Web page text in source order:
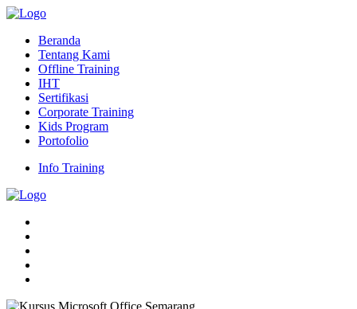
Beranda
Tentang Kami
Offline Training
IHT
Sertifikasi
Corporate Training
Kids Program
Portofolio
Info Training